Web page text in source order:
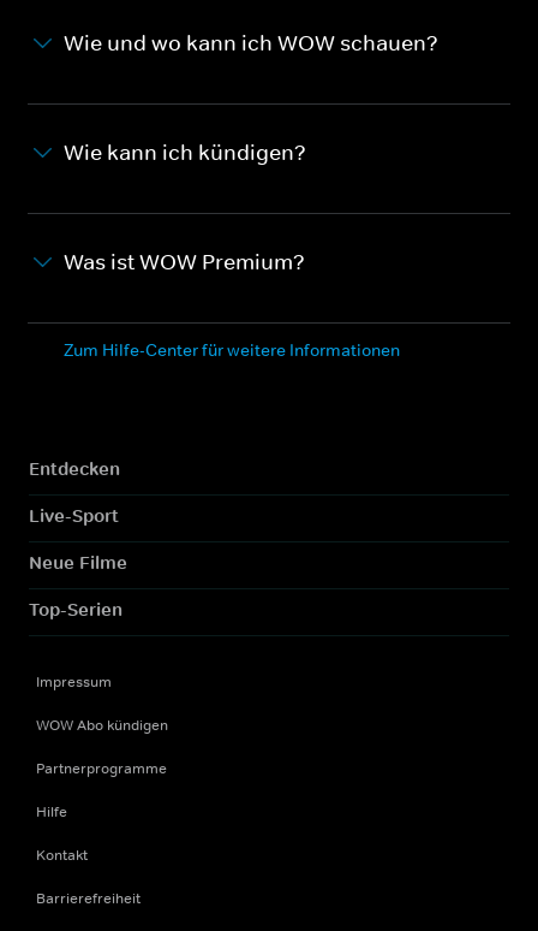
Wie und wo kann ich WOW schauen?
Wie kann ich kündigen?
Was ist WOW Premium?
Zum Hilfe-Center für weitere Informationen
Entdecken
Live-Sport
Neue Filme
Top-Serien
Impressum
WOW Abo kündigen
Partnerprogramme
Hilfe
Kontakt
Barrierefreiheit